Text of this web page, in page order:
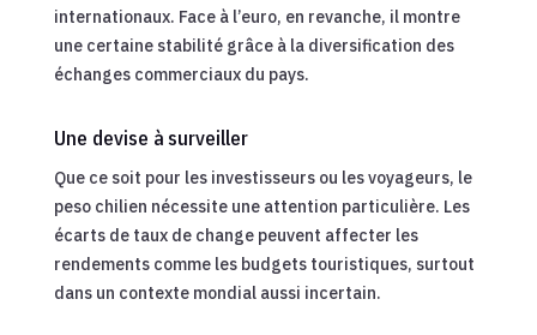
internationaux. Face à l’euro, en revanche, il montre
une certaine stabilité grâce à la diversification des
échanges commerciaux du pays.
Une devise à surveiller
Que ce soit pour les investisseurs ou les voyageurs, le
peso chilien nécessite une attention particulière. Les
écarts de taux de change peuvent affecter les
rendements comme les budgets touristiques, surtout
dans un contexte mondial aussi incertain.